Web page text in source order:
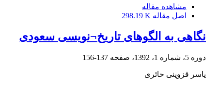
مشاهده مقاله
اصل مقاله 298.19 K
نگاهی به الگوهای تاریخ¬نویسی سعودی
دوره 5، شماره 1، 1392، صفحه 137-156
یاسر قزوینی حائری